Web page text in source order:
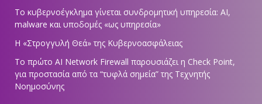
Το κυβερνοέγκλημα γίνεται συνδρομητική υπηρεσία: AI,
malware και υποδομές «ως υπηρεσία»
Η «Στρογγυλή Θεά» της Κυβερνοασφάλειας
Tο πρώτο AI Network Firewall παρουσιάζει η Check Point,
για προστασία από τα “τυφλά σημεία” της Τεχνητής
Νοημοσύνης